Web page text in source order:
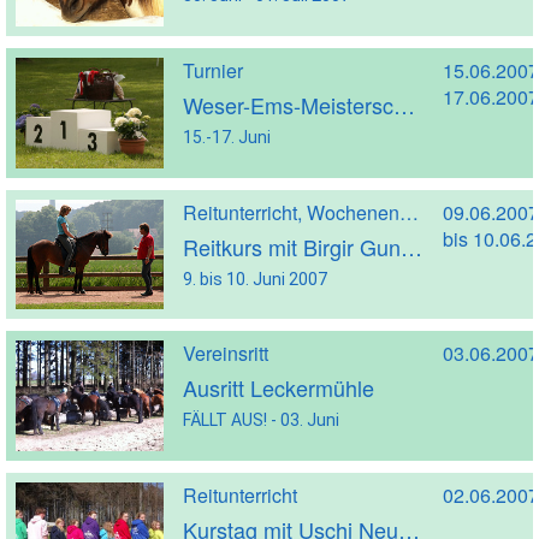
Turnier
Weser-Ems-Meisterschaften OSI
15.-17. Juni
17.06.2007
Reitunterricht, Wochenendreitkurs
Reitkurs mit Birgir Gunnarson
9. bis 10. Juni 2007
bis
Vereinsritt
Ausritt Leckermühle
FÄLLT AUS! - 03. Juni
Reitunterricht
Kurstag mit Uschi Neuhaus
02.06.2007